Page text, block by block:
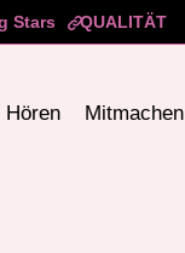
Stars QUALITÄT
Hören Mitmachen